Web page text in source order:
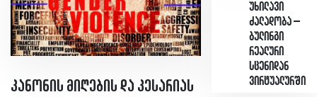
კანონის მიღების და კესარიას
უხილავი
ძალადობა –
ბულინგი
რეალური
სცენიდან
ვირტუალურში